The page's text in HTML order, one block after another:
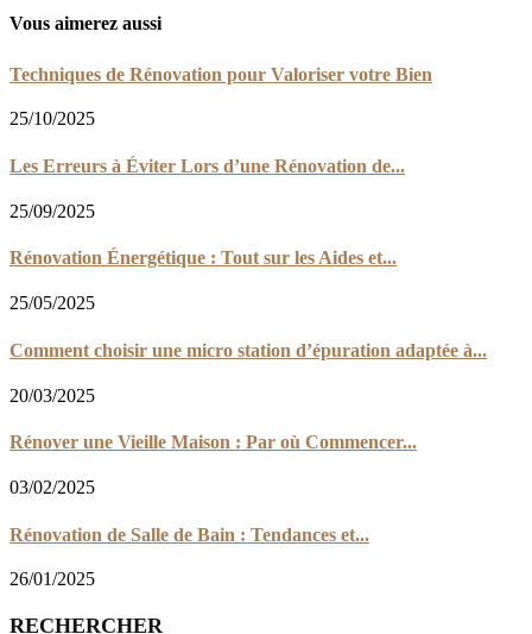
Vous aimerez aussi
Techniques de Rénovation pour Valoriser votre Bien
25/10/2025
Les Erreurs à Éviter Lors d’une Rénovation de...
25/09/2025
Rénovation Énergétique : Tout sur les Aides et...
25/05/2025
Comment choisir une micro station d’épuration adaptée à...
20/03/2025
Rénover une Vieille Maison : Par où Commencer...
03/02/2025
Rénovation de Salle de Bain : Tendances et...
26/01/2025
RECHERCHER